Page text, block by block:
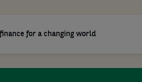
for a changing world